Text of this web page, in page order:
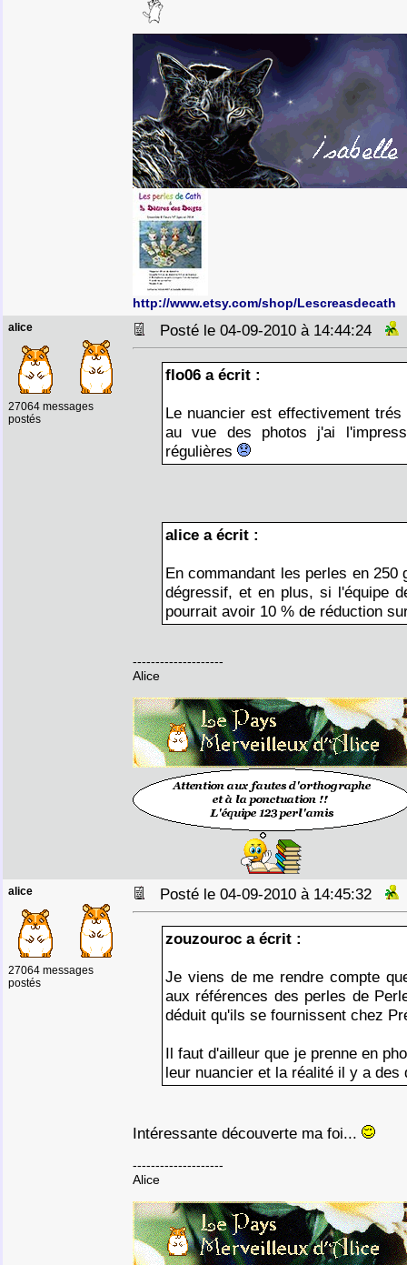
http://www.etsy.com/shop/Lescreasdecath
alice
27064 messages
postés
Posté le 04-09-2010 à 14:44:24
flo06 a écrit :
Le nuancier est effectivement
au vue des photos j'ai
régulières
alice a écrit :
En commandant les perles en
dégressif, et en plus, si l'équipe
pourrait avoir 10 % de réduction
--------------------
Alice
alice
27064 messages
postés
Posté le 04-09-2010 à 14:45:32
zouzouroc a écrit :
Je viens de me rendre compte
aux références des perles de
déduit qu'ils se fournissent chez
Il faut d'ailleur que je prenne en
leur nuancier et la réalité il y a
Intéressante découverte ma foi...
--------------------
Alice